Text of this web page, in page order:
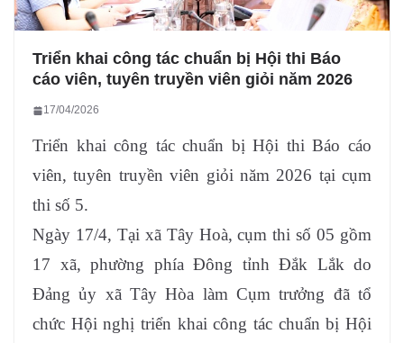
Triển khai công tác chuẩn bị Hội thi Báo
cáo viên, tuyên truyền viên giỏi năm 2026
17/04/2026
Triển khai công tác chuẩn bị Hội thi Báo cáo
viên, tuyên truyền viên giỏi năm 2026 tại cụm
thi số 5.
Ngày 17/4, Tại xã Tây Hoà, cụm thi số 05 gồm
17 xã, phường phía Đông tỉnh Đắk Lắk do
Đảng ủy xã Tây Hòa làm Cụm trưởng đã tổ
chức Hội nghị triển khai công tác chuẩn bị Hội